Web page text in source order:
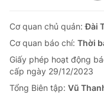
Cơ quan chủ quản:Đài
Cơ quan báo chí: Thời
Giấy phép hoạt động
cấp ngày 29/12/2023
Tổng Biên tập: Vũ